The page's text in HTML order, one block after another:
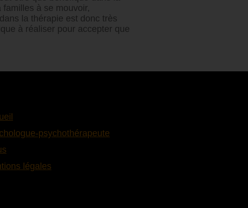
à se mouvoir,
la thérapie est donc très
à réaliser pour accepter que
psychothérapeute
légales